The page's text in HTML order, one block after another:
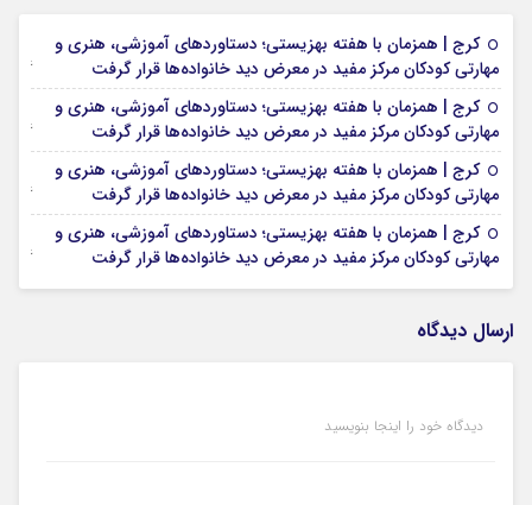
کرج | همزمان با هفته بهزیستی؛ دستاوردهای آموزشی، هنری و
مهارتی کودکان مرکز مفید در معرض دید خانواده‌ها قرار گرفت
16 جولای 2026
کرج | همزمان با هفته بهزیستی؛ دستاوردهای آموزشی، هنری و
مهارتی کودکان مرکز مفید در معرض دید خانواده‌ها قرار گرفت
16 جولای 2026
کرج | همزمان با هفته بهزیستی؛ دستاوردهای آموزشی، هنری و
مهارتی کودکان مرکز مفید در معرض دید خانواده‌ها قرار گرفت
16 جولای 2026
کرج | همزمان با هفته بهزیستی؛ دستاوردهای آموزشی، هنری و
مهارتی کودکان مرکز مفید در معرض دید خانواده‌ها قرار گرفت
16 جولای 2026
ارسال دیدگاه
دیدگاه خود را اینجا بنویسید